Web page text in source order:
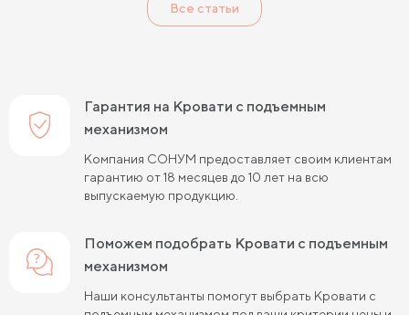
Кровати с мягким изголовьем Кровати светлых цветов
Кровати белого цвета
Кровати цвета графит Кровати желтого цвета
Кровати зеленого цвета Кровати коричневого цвета
Кровати розового цвета
Кровати синего цвета Кровати фиолетового цвета
Все статьи
Гарантия на Кровати с подъемным
механизмом
Компания СОНУМ предоставляет своим клиентам
гарантию от 18 месяцев до 10 лет на всю
выпускаемую продукцию.
Поможем подобрать Кровати с подъемным
механизмом
Наши консультанты помогут выбрать Кровати с